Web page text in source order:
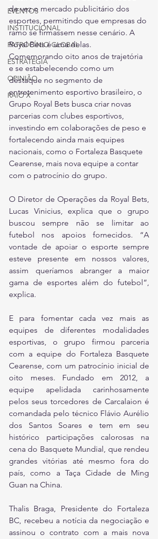
EVENTOS
INSTITUCIONAL
PATROCÍNIO GLOBAL
ESTRATÉGIA
OPINIÃO
RAIO X
de vez o mercado publicitário dos
esportes, permitindo que empresas do
ramo se firmassem nesse cenário. A
Royal Bets é uma delas.
Comemorando oito anos de trajetória
e se estabelecendo como um
destaque no segmento de
entretenimento esportivo brasileiro, o
Grupo Royal Bets busca criar novas
parcerias com clubes esportivos,
investindo em colaborações de peso e
fortalecendo ainda mais equipes
nacionais, como o Fortaleza Basquete
Cearense, mais nova equipe a contar
com o patrocínio do grupo.
O Diretor de Operações da Royal Bets,
Lucas Vinicius, explica que o grupo
buscou sempre não se limitar ao
futebol nos apoios fornecidos. “A
vontade de apoiar o esporte sempre
esteve presente em nossos valores,
assim queríamos abranger a maior
gama de esportes além do futebol”,
explica.
E para fomentar cada vez mais as
equipes de diferentes modalidades
esportivas, o grupo firmou parceria
com a equipe do Fortaleza Basquete
Cearense, com um patrocínio inicial de
oito meses. Fundado em 2012, a
equipe apelidada carinhosamente
pelos seus torcedores de Carcalaion é
comandada pelo técnico Flávio Aurélio
dos Santos Soares e tem em seu
histórico participações calorosas na
cena do Basquete Mundial, que rendeu
grandes vitórias até mesmo fora do
país, como a Taça Cidade de Ming
Guan na China.
Thalis Braga, Presidente do Fortaleza
BC, recebeu a notícia da negociação e
assinou o contrato com a mais nova